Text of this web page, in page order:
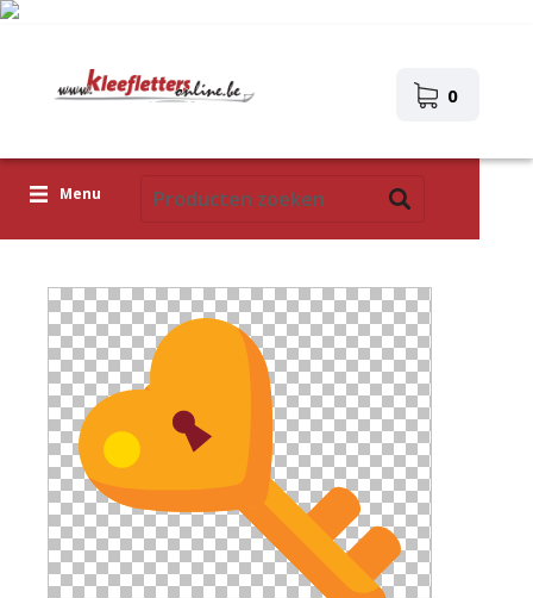
0
Menu
Icoontjes
Plakplaatjes
Upload je eigen ontwerp
Corona Covid-19